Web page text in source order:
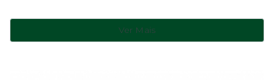
Ver Mais